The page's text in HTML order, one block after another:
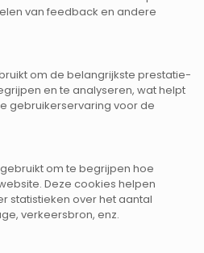
van feedback en andere
om de belangrijkste prestatie-
en te analyseren, wat helpt
gebruikerservaring voor de
om te begrijpen hoe
Deze cookies helpen
statistieken over het aantal
verkeersbron, enz.